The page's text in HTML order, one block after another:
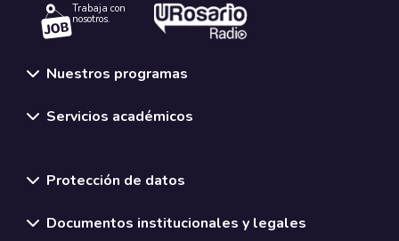
Trabaja con
nosotros.
Nuestros programas
Servicios académicos
Protección de datos
Documentos institucionales y legales